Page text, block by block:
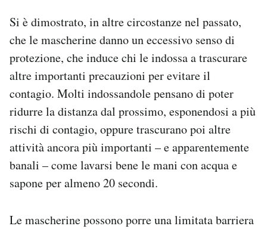
Si è dimostrato, in altre circostanze nel passato,
che le mascherine danno un eccessivo senso di
protezione, che induce chi le indossa a trascurare
altre importanti precauzioni per evitare il
contagio. Molti indossandole pensano di poter
ridurre la distanza dal prossimo, esponendosi a più
rischi di contagio, oppure trascurano poi altre
attività ancora più importanti – e apparentemente
banali – come lavarsi bene le mani con acqua e
sapone per almeno 20 secondi.
Le mascherine possono porre una limitata barriera